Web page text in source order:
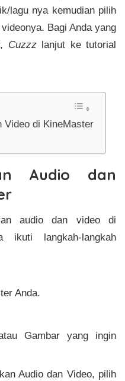
lagu nya kemudian pilih
Bagi Anda yang
Cuzzzlanjut ke tutorial
Video di KineMaster
Audio dan
audio dan video di
ikuti langkah-langkah
Anda.
Gambar yang ingin
Audio dan Video, pilih